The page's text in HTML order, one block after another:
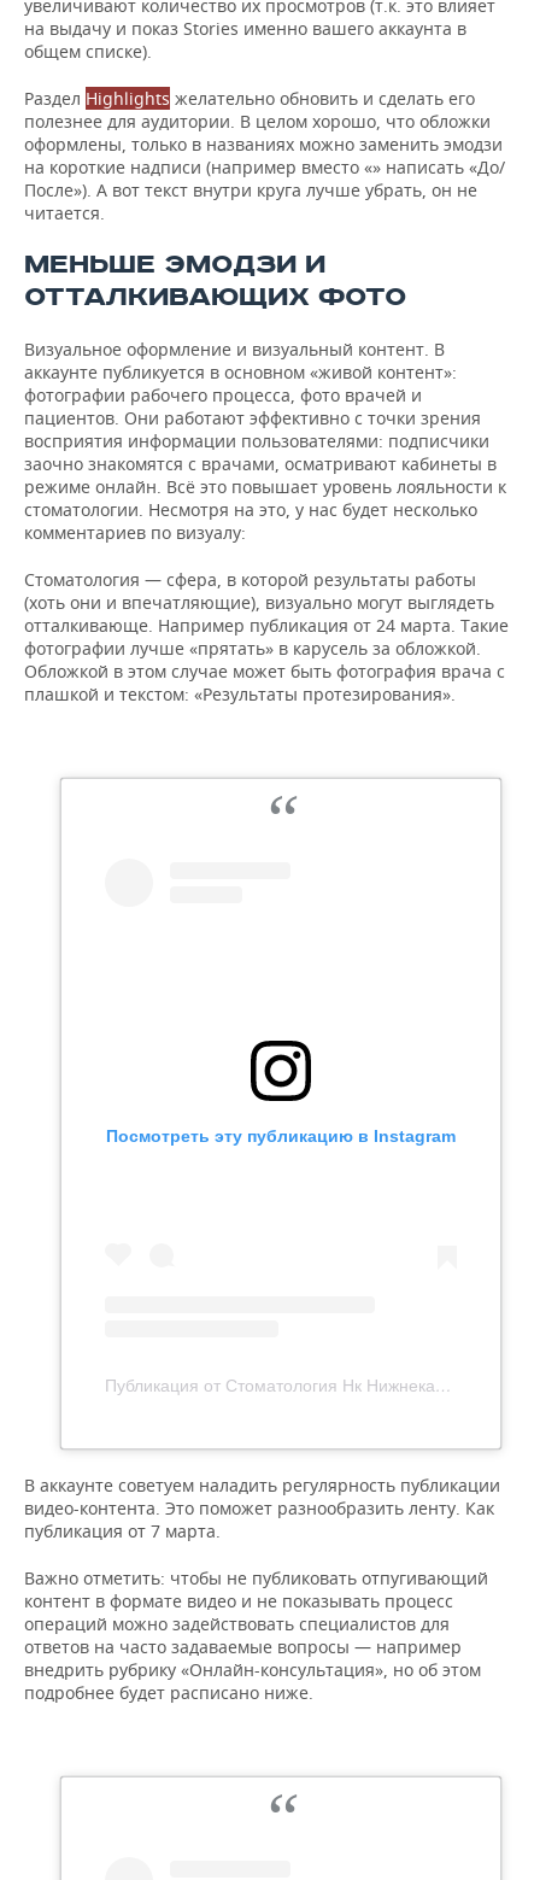
увеличивают количество их просмотров (т.к. это влияет
на выдачу и показ Stories именно вашего аккаунта в
общем списке).
Раздел Highlights желательно обновить и сделать его
полезнее для аудитории. В целом хорошо, что обложки
оформлены, только в названиях можно заменить эмодзи
на короткие надписи (например вместо «» написать «До/
После»). А вот текст внутри круга лучше убрать, он не
читается.
МЕНЬШЕ ЭМОДЗИ И
ОТТАЛКИВАЮЩИХ ФОТО
Визуальное оформление и визуальный контент. В
аккаунте публикуется в основном «живой контент»:
фотографии рабочего процесса, фото врачей и
пациентов. Они работают эффективно с точки зрения
восприятия информации пользователями: подписчики
заочно знакомятся с врачами, осматривают кабинеты в
режиме онлайн. Всё это повышает уровень лояльности к
стоматологии. Несмотря на это, у нас будет несколько
комментариев по визуалу:
Стоматология — сфера, в которой результаты работы
(хоть они и впечатляющие), визуально могут выглядеть
отталкивающе. Например публикация от 24 марта. Такие
фотографии лучше «прятать» в карусель за обложкой.
Обложкой в этом случае может быть фотография врача с
плашкой и текстом: «Результаты протезирования».
Посмотреть эту публикацию в Instagram
Публикация от Стоматология Нк Нижнекамск (@stomat_nk)
В аккаунте советуем наладить регулярность публикации
видео-контента. Это поможет разнообразить ленту. Как
публикация от 7 марта.
Важно отметить: чтобы не публиковать отпугивающий
контент в формате видео и не показывать процесс
операций можно задействовать специалистов для
ответов на часто задаваемые вопросы — например
внедрить рубрику «Онлайн-консультация», но об этом
подробнее будет расписано ниже.